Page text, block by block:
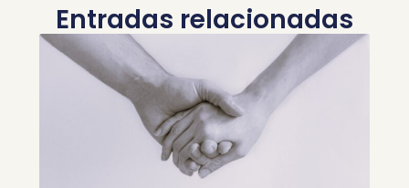
Entradas relacionadas